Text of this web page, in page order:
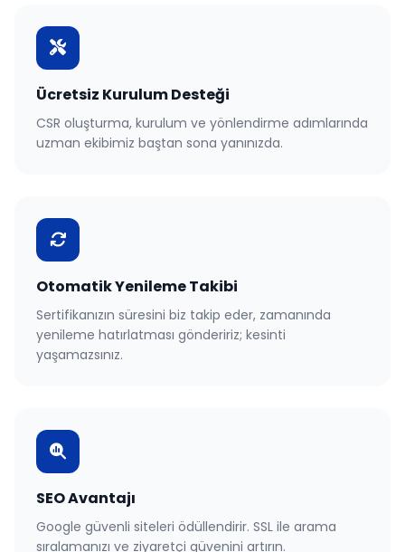
Ücretsiz Kurulum Desteği
CSR oluşturma, kurulum ve yönlendirme adımlarında
uzman ekibimiz baştan sona yanınızda.
Otomatik Yenileme Takibi
Sertifikanızın süresini biz takip eder, zamanında
yenileme hatırlatması göndeririz; kesinti
yaşamazsınız.
SEO Avantajı
Google güvenli siteleri ödüllendirir. SSL ile arama
sıralamanızı ve ziyaretçi güvenini artırın.